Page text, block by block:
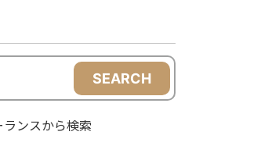
SEARCH
ンスから検索